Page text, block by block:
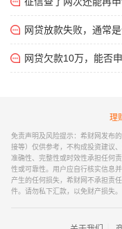
网贷放款失败，通常是
网贷欠款10万，能否
理
免责声明及风险提示：希财网发布
接等）仅供参考，不构成投资建议
准确性、完整性或时效性承担任何
性或可靠性。用户应自行核实信息
产生的任何损失，希财网不承担责
件。请勿私下汇款，以免财产损失。